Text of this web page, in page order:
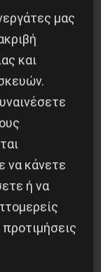
μας
και
να κάνετε
ή να